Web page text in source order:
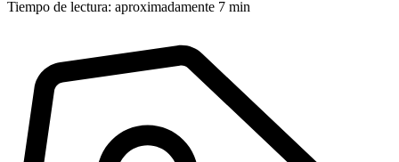
Tiempo de lectura: aproximadamente 7 min